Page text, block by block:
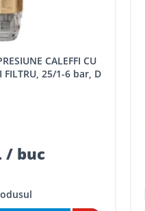
FILTRU, 25/1-6 bar, D
/ buc